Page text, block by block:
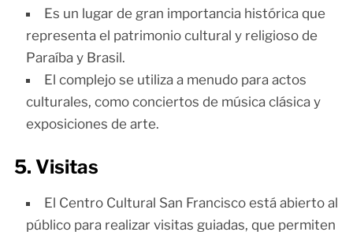
Es un lugar de gran importancia histórica que
representa el patrimonio cultural y religioso de
Paraíba y Brasil.
El complejo se utiliza a menudo para actos
culturales, como conciertos de música clásica y
exposiciones de arte.
5. Visitas
El Centro Cultural San Francisco está abierto al
público para realizar visitas guiadas, que permiten